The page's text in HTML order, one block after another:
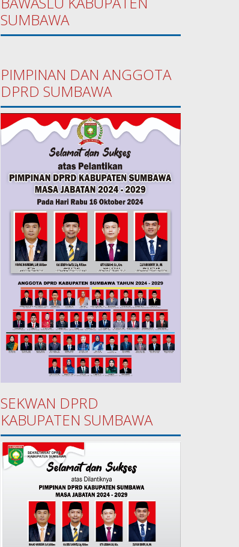
SUMBAWA
PIMPINAN DAN ANGGOTA
DPRD SUMBAWA
SEKWAN DPRD
KABUPATEN SUMBAWA